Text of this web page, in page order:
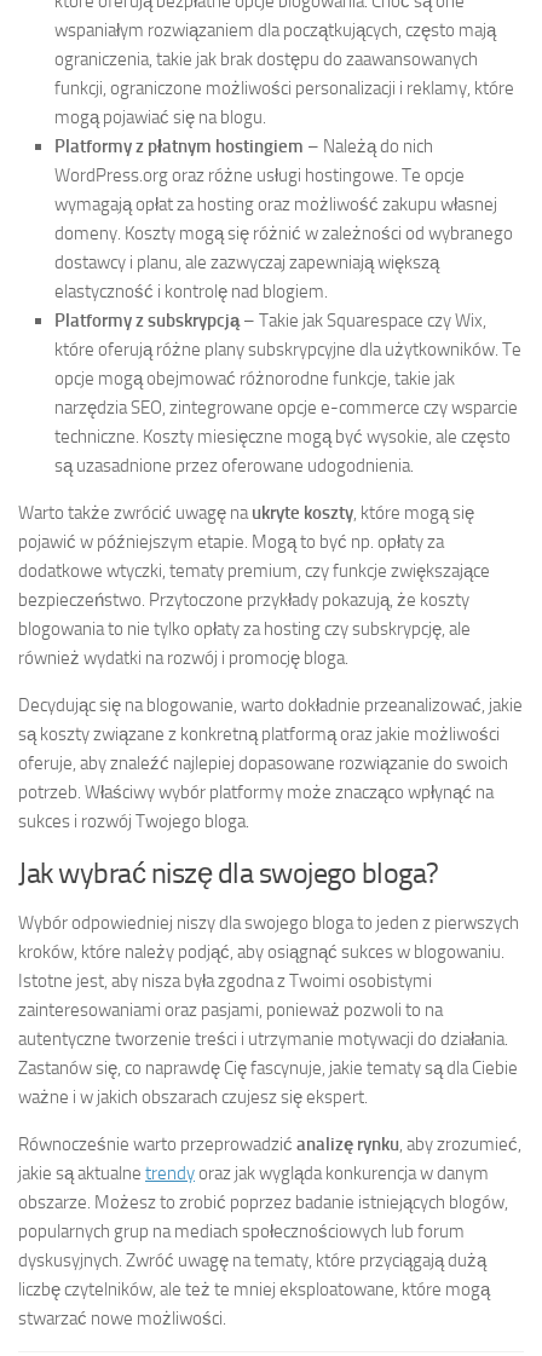
wspaniałym rozwiązaniem dla początkujących, często mają
ograniczenia, takie jak brak dostępu do zaawansowanych
funkcji, ograniczone możliwości personalizacji i reklamy, które
mogą pojawiać się na blogu.
Platformy z płatnym hostingiem – Należą do nich
WordPress.org oraz różne usługi hostingowe. Te opcje
wymagają opłat za hosting oraz możliwość zakupu własnej
domeny. Koszty mogą się różnić w zależności od wybranego
dostawcy i planu, ale zazwyczaj zapewniają większą
elastyczność i kontrolę nad blogiem.
Platformy z subskrypcją – Takie jak Squarespace czy Wix,
które oferują różne plany subskrypcyjne dla użytkowników. Te
opcje mogą obejmować różnorodne funkcje, takie jak
narzędzia SEO, zintegrowane opcje e-commerce czy wsparcie
techniczne. Koszty miesięczne mogą być wysokie, ale często
są uzasadnione przez oferowane udogodnienia.
Warto także zwrócić uwagę na ukryte koszty , które mogą się
pojawić w późniejszym etapie. Mogą to być np. opłaty za
dodatkowe wtyczki, tematy premium, czy funkcje zwiększające
bezpieczeństwo. Przytoczone przykłady pokazują, że koszty
blogowania to nie tylko opłaty za hosting czy subskrypcję, ale
również wydatki na rozwój i promocję bloga.
Decydując się na blogowanie, warto dokładnie przeanalizować, jakie
są koszty związane z konkretną platformą oraz jakie możliwości
oferuje, aby znaleźć najlepiej dopasowane rozwiązanie do swoich
potrzeb. Właściwy wybór platformy może znacząco wpłynąć na
sukces i rozwój Twojego bloga.
Jak wybrać niszę dla swojego bloga?
Wybór odpowiedniej niszy dla swojego bloga to jeden z pierwszych
kroków, które należy podjąć, aby osiągnąć sukces w blogowaniu.
Istotne jest, aby nisza była zgodna z Twoimi osobistymi
zainteresowaniami oraz pasjami, ponieważ pozwoli to na
autentyczne tworzenie treści i utrzymanie motywacji do działania.
Zastanów się, co naprawdę Cię fascynuje, jakie tematy są dla Ciebie
ważne i w jakich obszarach czujesz się ekspert.
Równocześnie warto przeprowadzić analizę rynku , aby zrozumieć,
jakie są aktualne trendyoraz jak wygląda konkurencja w danym
obszarze. Możesz to zrobić poprzez badanie istniejących blogów,
popularnych grup na mediach społecznościowych lub forum
dyskusyjnych. Zwróć uwagę na tematy, które przyciągają dużą
liczbę czytelników, ale też te mniej eksploatowane, które mogą
stwarzać nowe możliwości.